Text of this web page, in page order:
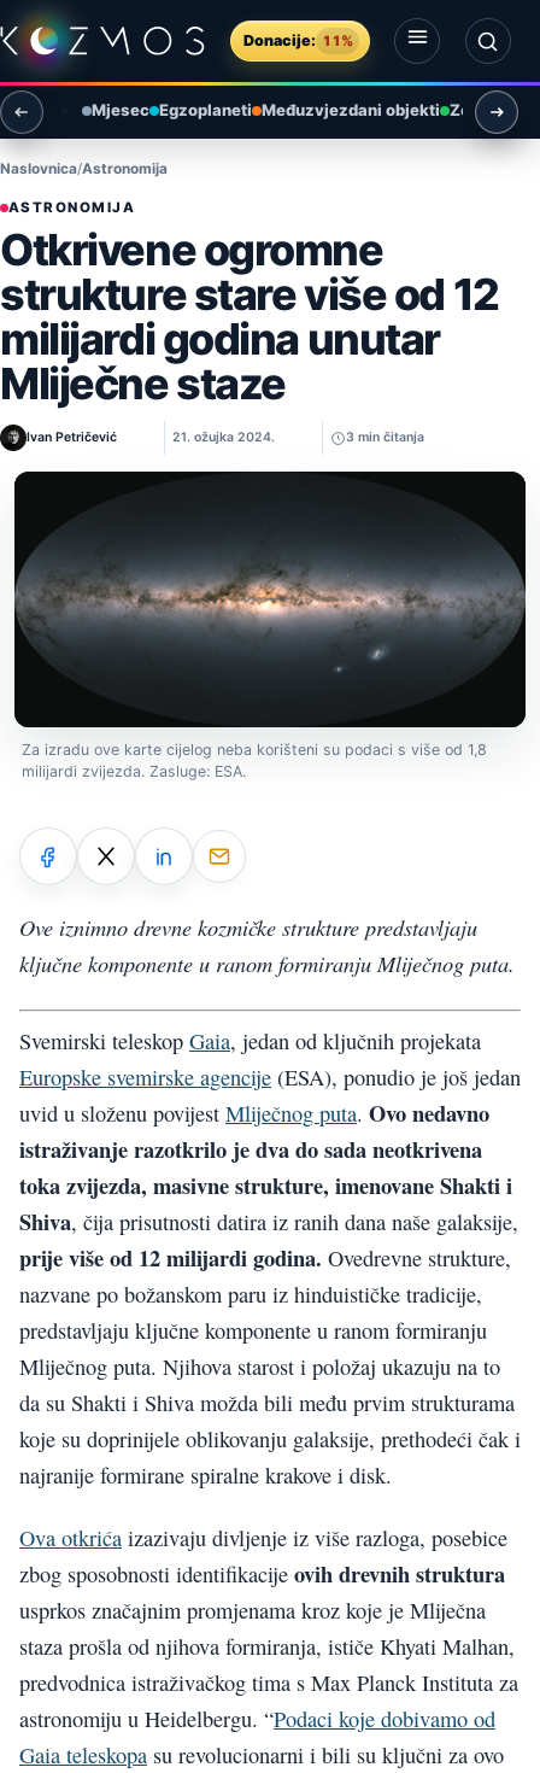
Preskoči na sadržaj
Donacije: 11%
Otvori izbornik
Otvori pretragu
Mjesec Egzoplaneti Međuzvjezdani objekti Zemlja i
Naslovnica Astronomija
ASTRONOMIJA
Otkrivene ogromne
strukture stare više od 12
milijardi godina unutar
Mliječne staze
Ivan Petričević 21. ožujka 2024. 3 min čitanja
Za izradu ove karte cijelog neba korišteni su podaci s više od 1,8
milijardi zvijezda. Zasluge: ESA.
Ove iznimno drevne kozmičke strukture predstavljaju
ključne komponente u ranom formiranju Mliječnog puta.
Svemirski teleskop Gaia, jedan od ključnih projekata
Europske svemirske agencije (ESA), ponudio je još jedan
uvid u složenu povijest Mliječnog puta. Ovo nedavno
istraživanje razotkrilo je dva do sada neotkrivena
toka zvijezda, masivne strukture, imenovane Shakti i
Shiva, čija prisutnosti datira iz ranih dana naše galaksije,
prije više od 12 milijardi godina. Ovedrevne strukture,
nazvane po božanskom paru iz hinduističke tradicije,
predstavljaju ključne komponente u ranom formiranju
Mliječnog puta. Njihova starost i položaj ukazuju na to
da su Shakti i Shiva možda bili među prvim strukturama
koje su doprinijele oblikovanju galaksije, prethodeći čak i
najranije formirane spiralne krakove i disk.
Ova otkrića izazivaju divljenje iz više razloga, posebice
zbog sposobnosti identifikacije ovih drevnih struktura
usprkos značajnim promjenama kroz koje je Mliječna
staza prošla od njihova formiranja, ističe Khyati Malhan,
predvodnica istraživačkog tima s Max Planck Instituta za
astronomiju u Heidelbergu. “Podaci koje dobivamo od
Gaia teleskopa su revolucionarni i bili su ključni za ovo